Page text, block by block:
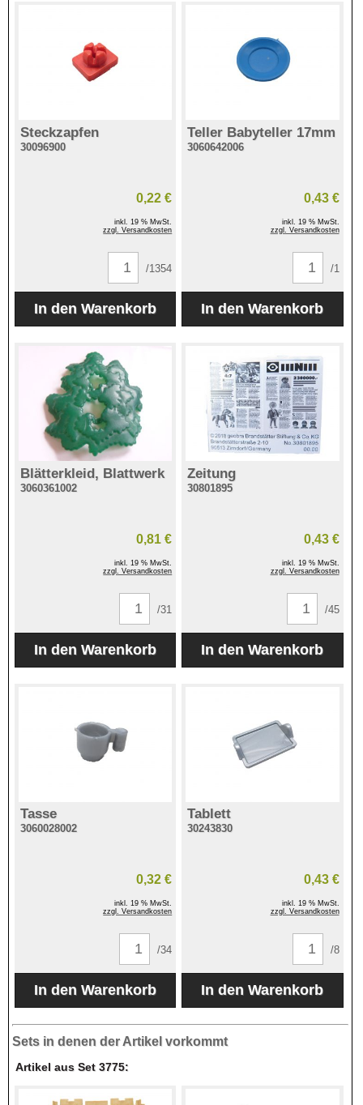
Steckzapfen
30096900
0,22 €
inkl. 19 % MwSt.
zzgl. Versandkosten
/1354
Teller Babyteller 17mm
3060642006
0,43 €
inkl. 19 % MwSt.
zzgl. Versandkosten
/1
Blätterkleid, Blattwerk
3060361002
0,81 €
inkl. 19 % MwSt.
zzgl. Versandkosten
/31
Zeitung
30801895
0,43 €
inkl. 19 % MwSt.
zzgl. Versandkosten
/45
Tasse
3060028002
0,32 €
inkl. 19 % MwSt.
zzgl. Versandkosten
/34
Tablett
30243830
0,43 €
inkl. 19 % MwSt.
zzgl. Versandkosten
/8
Sets in denen der Artikel vorkommt
Artikel aus Set 3775: